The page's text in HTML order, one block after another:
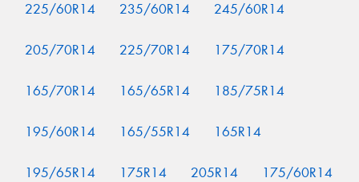
225/60R14 235/60R14 245/60R14
205/70R14 225/70R14 175/70R14
165/70R14 165/65R14 185/75R14
195/60R14 165/55R14 165R14
195/65R14 175R14 205R14 175/60R14